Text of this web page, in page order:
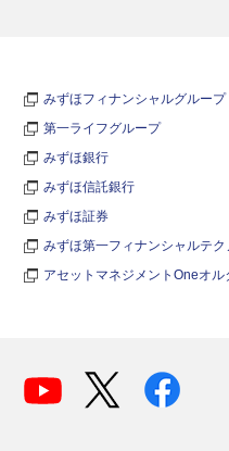
みずほフィナンシャルグループ
第一ライフグループ
みずほ銀行
みずほ信託銀行
みずほ証券
みずほ第一フィナンシャルテク
アセットマネジメントOneオ